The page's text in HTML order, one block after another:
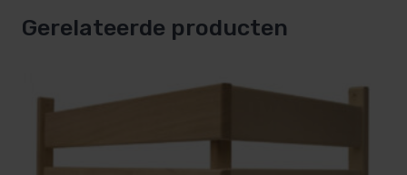
Gerelateerde producten